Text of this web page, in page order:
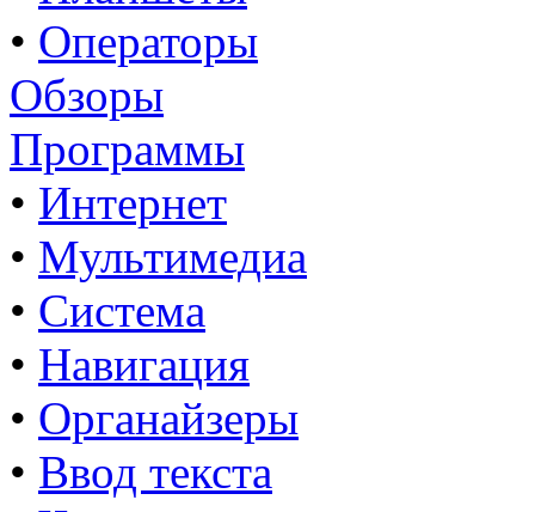
• Операторы
Обзоры
Программы
• Интернет
• Мультимедиа
• Система
• Навигация
• Органайзеры
• Ввод текста